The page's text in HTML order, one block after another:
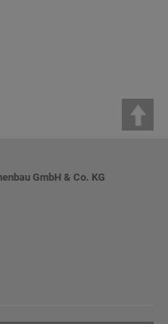
GmbH & Co. KG